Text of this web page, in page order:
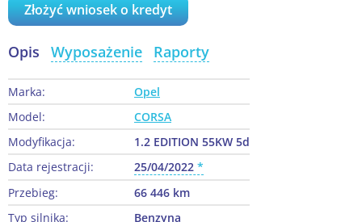
Złożyć wniosek o kredyt
Opis Wyposażenie Raporty
Marka:
Opel
Model:
CORSA
Modyfikacja:
1.2 EDITION 55KW 5d
Data rejestracji:
25/04/2022
Przebieg:
66 446 km
Typ silnika:
Benzyna